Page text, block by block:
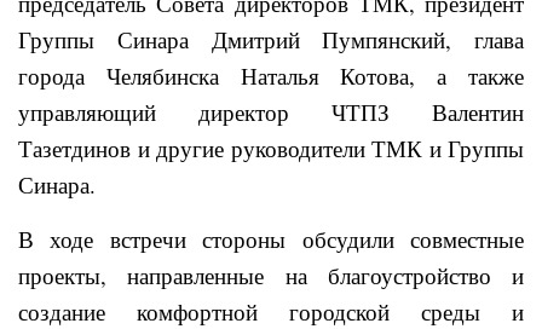
Группы Синара Дмитрий Пумпянский, глава
города Челябинска Наталья Котова, а также
управляющий директор ЧТПЗ Валентин
Тазетдинов и другие руководители ТМК и Группы
Синара.
В ходе встречи стороны обсудили совместные
проекты, направленные на благоустройство и
создание комфортной городской среды и